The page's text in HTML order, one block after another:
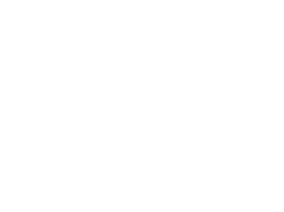
Blue Ice Yagi 35L'